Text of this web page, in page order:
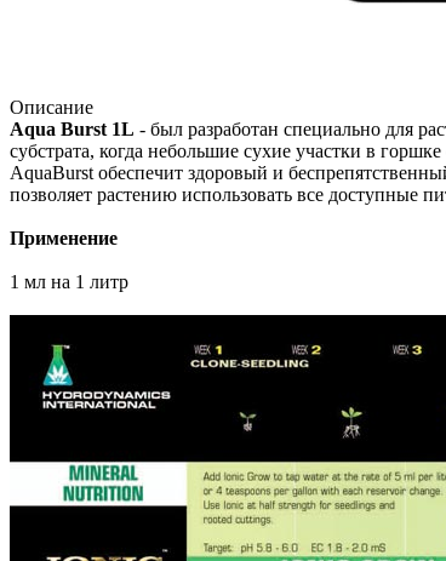
Описание
Aqua Burst 1L - был разработан специально для
субстрата, когда небольшие сухие участки в
AquaBurst обеспечит здоровый и
позволяет растению использовать все доступные
Применение
1 мл на 1 литр